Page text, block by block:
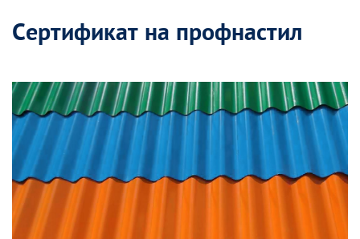
Сертификат на профнастил